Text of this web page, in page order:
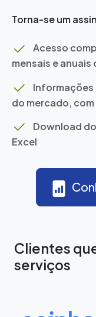
Torna-se um
Acesso
mensais e anuais
Informações
do mercado,
Download
Excel
Clientes
serviços